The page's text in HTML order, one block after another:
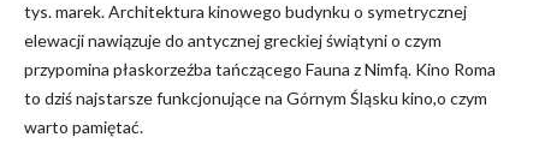
tys. marek. Architektura kinowego budynku o symetrycznej
elewacji nawiązuje do antycznej greckiej świątyni o czym
przypomina płaskorzeźba tańczącego Fauna z Nimfą. Kino Roma
to dziś najstarsze funkcjonujące na Górnym Śląsku kino,o czym
warto pamiętać.